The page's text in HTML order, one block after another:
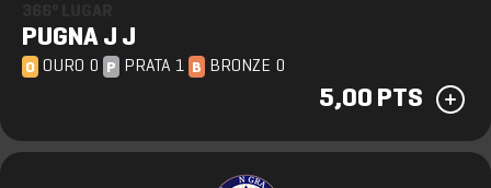
PUGNA J J
O OURO 0 P PRATA 1 B BRONZE 0
5,00 PTS